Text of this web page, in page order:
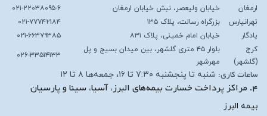
ارمغان خیابان ولیعصر، نبش خیابان ارمغان
۰۲۱-۲۲۰۳۸۰۹۵-۶
تهرانپارس
بزرگراه رسالت، پلاک ۱۳۵
۰۲۱-۷۷۷۴۲۱۸۴
یادگار
خیابان امام خمینی، پلاک ۸۳۱
۰۲۱-۶۶۳۷۹۳۸۵
کرج
(گلشهر)
بلوار ۴۵ متری گلشهر، بین میدان بسیج و پل
مهرشهر
۰۲۶-۳۳۵۱۴۱۳۳
ساعات کاری: شنبه تا پنجشنبه ۷:۳۰ تا ۱۶، جمعه‌ها ۸ تا ۱۲
۴. مراکز پرداخت خسارت بیمه‌های البرز، آسیا، سینا و پارسیان
بیمه البرز